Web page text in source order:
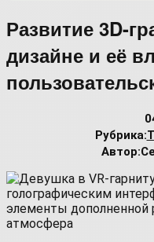
Развитие 3D-
дизайне и её
Рубрика:
Автор: